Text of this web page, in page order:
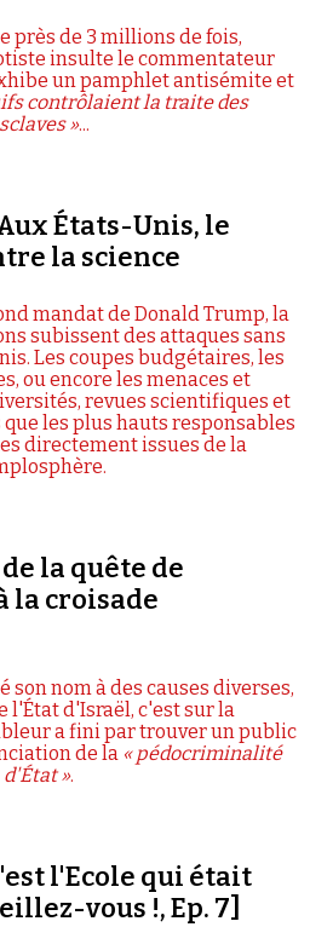
près de 3 millions de fois,
insulte le commentateur
un pamphlet antisémite et
contrôlaient la traite des
»...
Aux États-Unis, le
la science
mandat de Donald Trump, la
subissent des attaques sans
Les coupes budgétaires, les
ou encore les menaces et
revues scientifiques et
les plus hauts responsables
directement issues de la
la quête de
la croisade
son nom à des causes diverses,
l'État d'Israël, c'est sur la
a fini par trouver un public
de la « pédocriminalité
d'État ».
l'Ecole qui était
vous !, Ep. 7]